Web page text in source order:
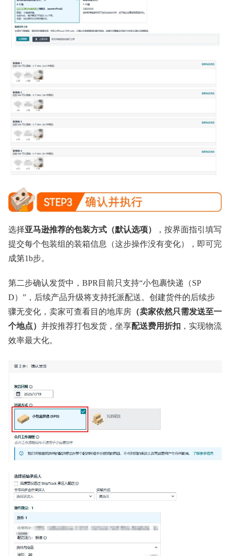
选择亚马逊推荐的包装方式（默认选项）
，按界面指引填写
提交每个包装组的装箱信息（这步操作没有变化），即可完
成第1b步。
第二步确认发货中，BPR目前只支持“小包裹快递（SP
D）”，后续产品升级将支持托派配送。创建货件的后续步
骤无变化，卖家可查看目的地库房 （卖家依然只需发送至一
个地点） 并按推荐打包发货，坐享配送费用折扣 ，实现物流
效率最大化。